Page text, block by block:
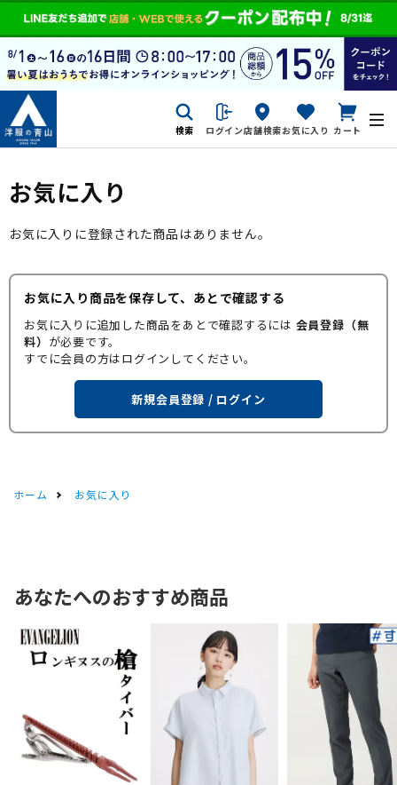
検索 ログイン店舗検索お気に入り カート
お気に入り
お気に入りに登録された商品はありません。
お気に入り商品を保存して、あとで確認する
お気に入りに追加した商品をあとで確認するには 会員登録（無
料） が必要です。
すでに会員の方はログインしてください。
新規会員登録 / ログイン
ホーム お気に入り